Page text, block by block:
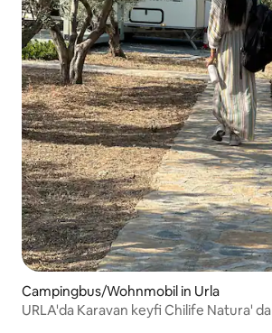
Campingbus/Wohnmobil in Urla
URLA'da Karavan keyfi Chilife Natura' da